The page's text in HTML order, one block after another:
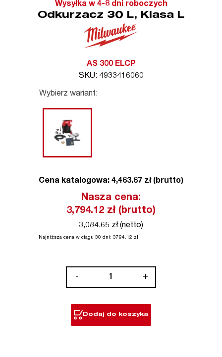
Wysyłka w 4-8 dni roboczych
Odkurzacz 30 L, Klasa L
AS 300 ELCP
SKU: 4933416060
Wybierz wariant:
Cena katalogowa: 4,463.67 zł (brutto)
Nasza cena:
3,794.12 zł (brutto)
3,084.65 zł (netto)
Najniższa cena w ciągu 30 dni: 3794.12 zł
-
Klasa
+
Dodaj do koszyka